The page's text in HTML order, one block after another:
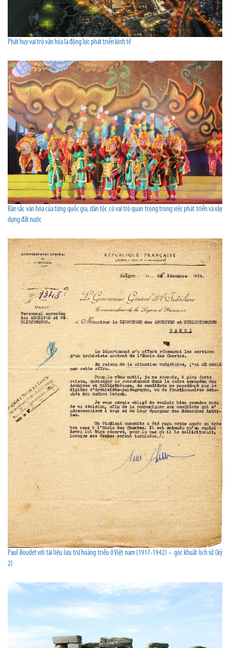
Phát huy vai trò văn hóa là động lực phát triển kinh tế
Bản sắc văn hóa của từng quốc gia, dân tộc có vai trò quan trọng trong việc phát triển và xây
dựng đất nước
Paul Boudet với tài liệu lưu trữ hoàng triều ở Việt nam (1917-1942) – góc khuất lịch sử (kỳ
2)